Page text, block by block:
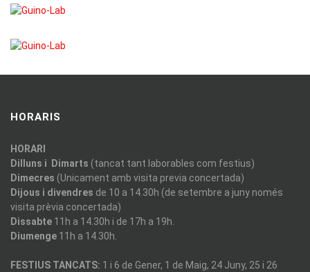
HORARIS
HORARI
Dilluns i Dimarts (tancat tant laborables com festius)
Dimecres (Unicament amb visita previa concertada)
Dijous i divendres de 10 a 14.30h (de setembre a juny només
visita prèvia concertada)
Dissabte 11h a 14.30h i de 17h a 19h.
Diumenge 11h a 14.30h.
FESTIUS TANCATS: 1 i 6 de Gener, 1 de Maig, 24 Juny, 25 i 26